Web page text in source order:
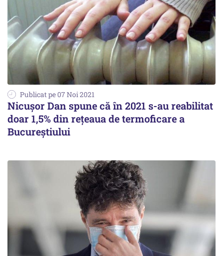
Publicat pe 07 Noi 2021
Nicușor Dan spune că în 2021 s-au reabilitat
doar 1,5% din rețeaua de termoficare a
Bucureștiului